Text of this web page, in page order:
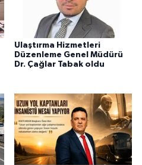
Ulaştırma Hizmetleri
Düzenleme Genel Müdürü
Dr. Çağlar Tabak oldu